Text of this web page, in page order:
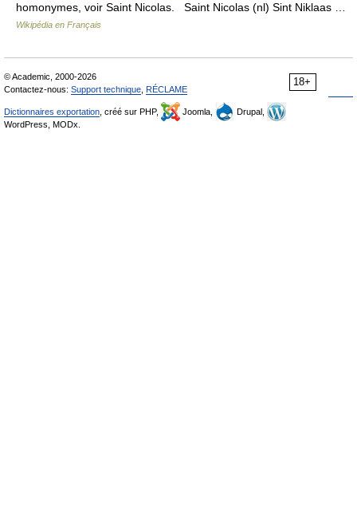
homonymes, voir Saint Nicolas. Saint Nicolas (nl) Sint Niklaas …
Wikipédia en Français
18+
© Academic, 2000-2026
Contactez-nous: Support technique RÉCLAME
Dictionnaires exportation , créé sur PHP, Joomla,
Drupal,
WordPress, MODx.